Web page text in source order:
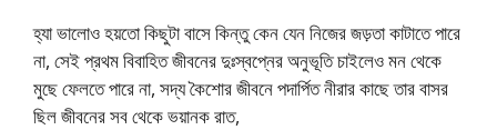
হ্যা ভালোও হয়তো কিছুটা বাসে কিন্তু কেন যেন নিজের জড়তা কাটাতে পারে
না, সেই প্রথম বিবাহিত জীবনের দুঃস্বপ্নের অনুভূতি চাইলেও মন থেকে
মুছে ফেলতে পারে না, সদ্য কৈশোর জীবনে পদার্পিত নীরার কাছে তার বাসর
ছিল জীবনের সব থেকে ভয়ানক রাত,